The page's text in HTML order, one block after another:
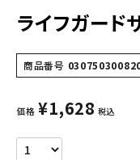
ライフガー
商品番号
価格 ¥1,628 税込